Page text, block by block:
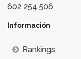
602 254 506
Información
Rankings